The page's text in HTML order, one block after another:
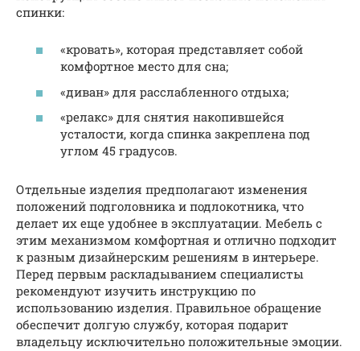
спинки:
«кровать», которая представляет собой
комфортное место для сна;
«диван» для расслабленного отдыха;
«релакс» для снятия накопившейся
усталости, когда спинка закреплена под
углом 45 градусов.
Отдельные изделия предполагают изменения
положений подголовника и подлокотника, что
делает их еще удобнее в эксплуатации. Мебель с
этим механизмом комфортная и отлично подходит
к разным дизайнерским решениям в интерьере.
Перед первым раскладыванием специалисты
рекомендуют изучить инструкцию по
использованию изделия. Правильное обращение
обеспечит долгую службу, которая подарит
владельцу исключительно положительные эмоции.